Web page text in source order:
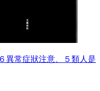
異常症狀注意、５類人是